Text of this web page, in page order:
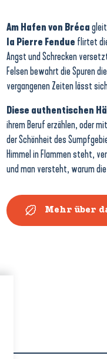
Am Hafen von Bréca
la Pierre Fendue flirtet
Angst und Schrecken
Felsen bewahrt die Spuren
vergangenen Zeiten lässt
Diese authentischen
ihrem Beruf erzählen, oder
der Schönheit des
Himmel in Flammen steht,
und man versteht, warum
Mehr über